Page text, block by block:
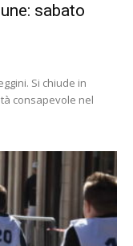
sabato
Si chiude in
consapevole nel